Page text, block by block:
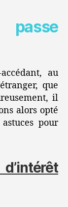
au
que
il
alors opté
pour